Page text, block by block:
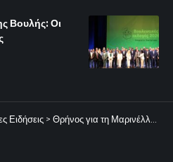
Βουλής: Οι
Ειδήσεις > Θρήνος για τη Μαρινέλλα: Έφυγε από τη ζωή η μεγάλη κυρία του ελληνικού τραγουδιού